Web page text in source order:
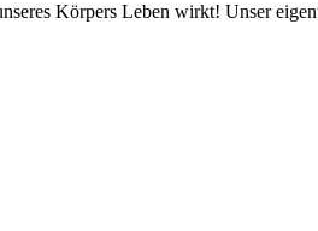
Körpers Leben wirkt! Unser